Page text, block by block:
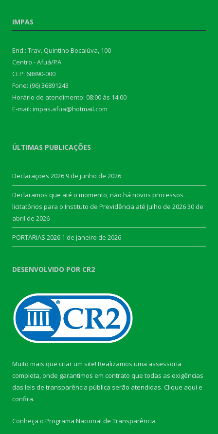
IMPAS
End.: Trav. Quintino Bocaiúva, 100
Centro - Afuá/PA
CEP: 68890-000
Fone: (96) 36891243
Horário de atendimento: 08:00 às 14:00
E-mail: impas.afua@hotmail.com
ÚLTIMAS PUBLICAÇÕES
Declarações 2026 9 de junho de 2026
Declaramos que até o momento, não há novos processos
licitatórios para o Instituto de Previdência até Julho de 202630 de
abril de 2026
PORTARIAS 2026 1 de janeiro de 2026
DESENVOLVIDO POR CR2
Muito mais que criar um site! Realizamos uma assessoria
completa, onde garantimos em contrato que todas as exigências
das leis de transparência pública serão atendidas. Clique aqui e
confira.
Conheça o Programa Nacional de Transparência